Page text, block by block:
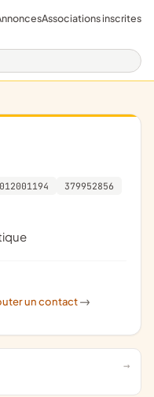
Associations inscrites
379952856
un contact ->